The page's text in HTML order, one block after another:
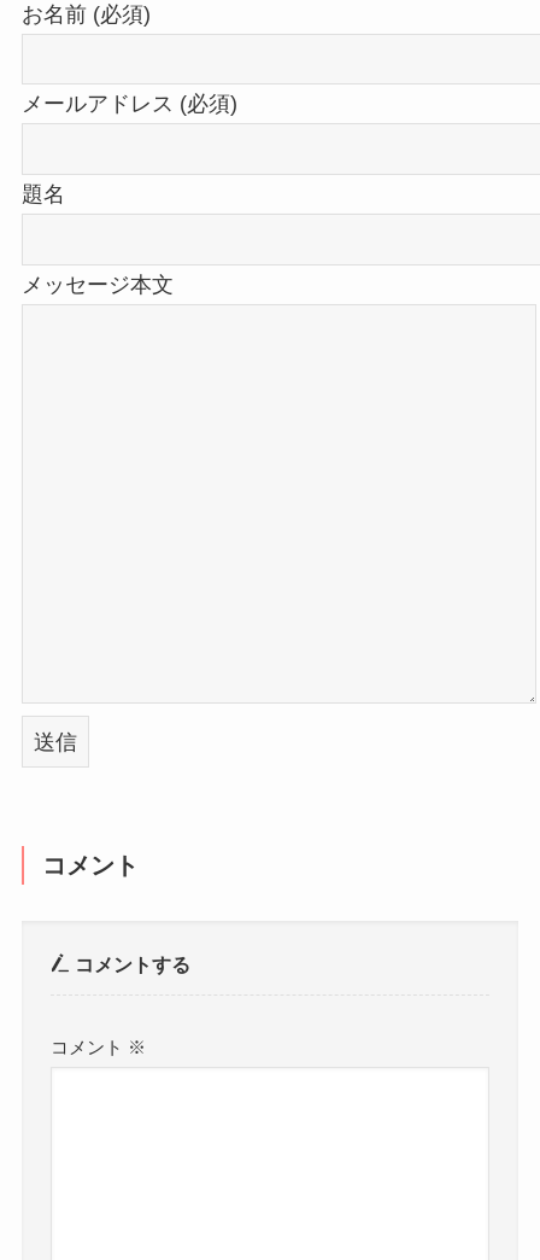
お名前 (必須)
メールアドレス (必須)
題名
メッセージ本文
コメント
コメントする
コメント ※